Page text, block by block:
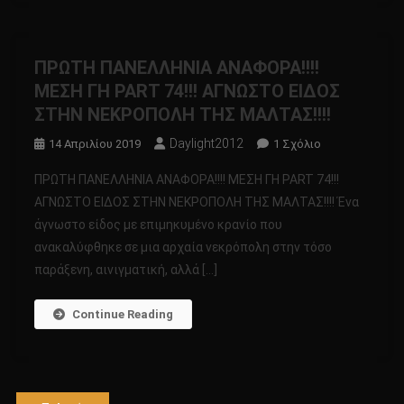
ΠΡΩΤΗ ΠΑΝΕΛΛΗΝΙΑ ΑΝΑΦΟΡΑ!!!!
ΜΕΣΗ ΓΗ PART 74!!! ΑΓΝΩΣΤΟ ΕΙΔΟΣ
ΣΤΗΝ ΝΕΚΡΟΠΟΛΗ ΤΗΣ ΜΑΛΤΑΣ!!!!
14 Απριλίου 2019 Daylight2012 1 ΣχόλιοΣτο
ΠΑΝΕΛΛΗΝΙΑ
ΑΝΑΦΟΡΑ!!!!
ΓΗ
ΠΡΩΤΗ ΠΑΝΕΛΛΗΝΙΑ ΑΝΑΦΟΡΑ!!!! ΜΕΣΗ ΓΗ PART 74!!!
ΑΓΝΩΣΤΟ ΕΙΔΟΣ ΣΤΗΝ ΝΕΚΡΟΠΟΛΗ ΤΗΣ ΜΑΛΤΑΣ!!!! Ένα
άγνωστο είδος με επιμηκυμένο κρανίο που
ανακαλύφθηκε σε μια αρχαία νεκρόπολη στην τόσο
παράξενη, αινιγματική, αλλά […]
Continue Reading